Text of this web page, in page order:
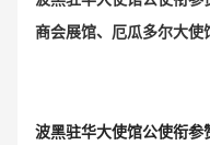
商会展馆、厄瓜多尔大使
波黑驻华大使馆公使衔参